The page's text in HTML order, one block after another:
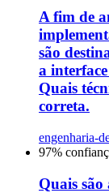
A fim de
são
a
Quais
correta.
engenharia-
97%
Quais são